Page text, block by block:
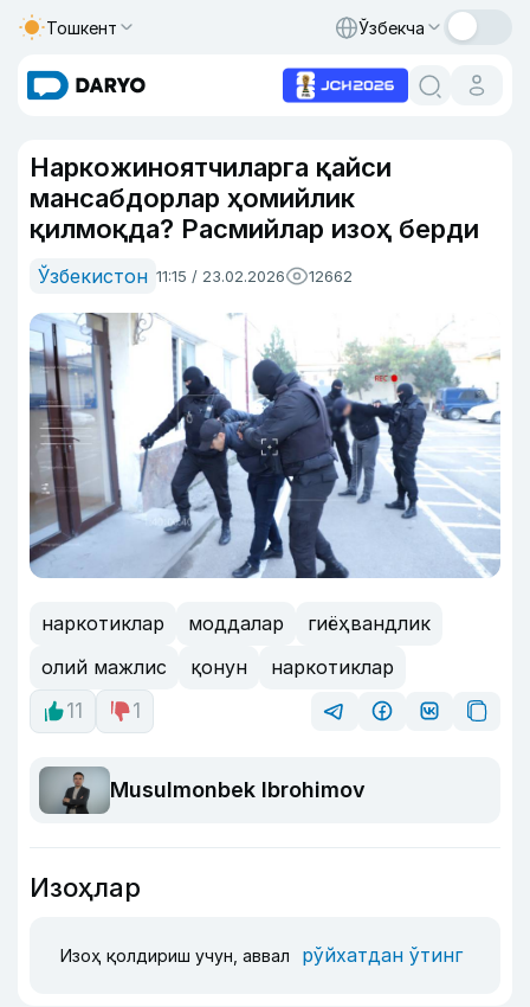
Тошкент Ўзбекча
Наркожиноятчиларга қайси
мансабдорлар ҳомийлик
қилмоқда? Расмийлар изоҳ берди
Ўзбекистон 11:15 / 23.02.2026 12662
наркотиклар моддалар
гиёҳвандлик
олий мажлис
қонун
наркотиклар
11
1
Musulmonbek Ibrohimov
Изоҳлар
Изоҳ қолдириш учун, аввал рўйхатдан ўтинг